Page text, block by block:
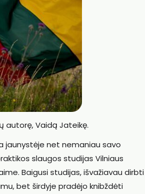
autorę, Vaidą Jateikę.
jaunystėje net nemaniau savo
slaugos studijas Vilniaus
Baigusi studijas, išvažiavau dirbti
bet širdyje pradėjo knibždėti